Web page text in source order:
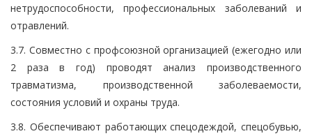
нетрудоспособности, профессиональных заболеваний и
отравлений.
3.7. Совместно с профсоюзной организацией (ежегодно или
2 раза в год) проводят анализ производственного
травматизма, производственной заболеваемости,
состояния условий и охраны труда.
3.8. Обеспечивают работающих спецодеждой, спецобувью,